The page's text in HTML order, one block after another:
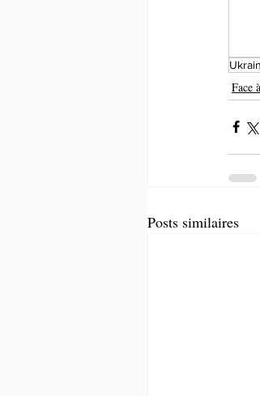
Face
Posts similaires